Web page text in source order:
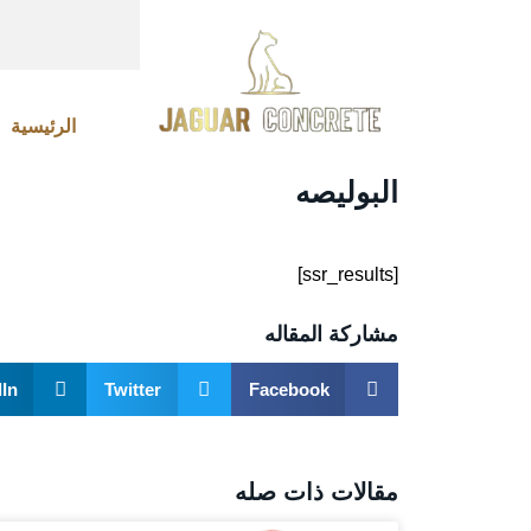
الرئيسية
البوليصه
[ssr_results]
مشاركة المقاله
Facebook
Twitter
مقالات ذات صله